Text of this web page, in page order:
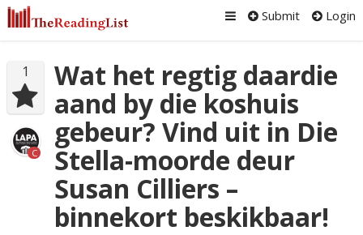
Submit Login
1
C
Wat het regtig daardie
aand by die koshuis
gebeur? Vind uit in Die
Stella-moorde deur
Susan Cilliers –
binnekort beskikbaar!